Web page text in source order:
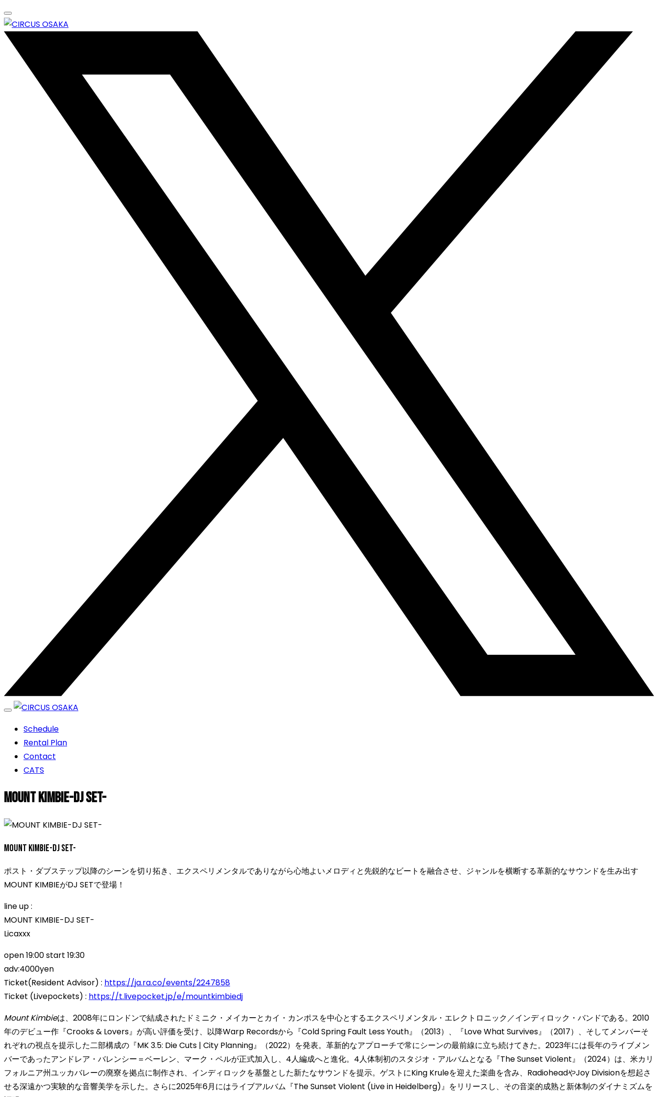
Skip
to
content
エンターテイメントスペース
CIRCUS OSAKA
エンターテイメントスペース
Schedule
Rental Plan
Contact
CATS
MOUNT KIMBIE-DJ SET-
MOUNT KIMBIE-DJ SET-
ポスト・ダブステップ以降のシーンを切り拓き、エクスペリメンタルでありながら心地よいメロディと先鋭的なビートを融合させ、ジャンルを横断する革新的なサウンドを生み出す
MOUNT KIMBIEがDJ SETで登場！
line up :
MOUNT KIMBIE-DJ SET-
Licaxxx
open 19:00 start 19:30
adv:4000yen
Ticket(Resident Advisor) : https://ja.ra.co/events/2247858
Ticket (Livepockets) : https://t.livepocket.jp/e/mountkimbiedj
Mount Kimbieは、2008年にロンドンで結成されたドミニク・メイカーとカイ・カンポスを中心とするエクスペリメンタル・エレクトロニック／インディロック・バンドである。2010
年のデビュー作『Crooks & Lovers』が高い評価を受け、以降Warp Recordsから『Cold Spring Fault Less Youth』（2013）、『Love What Survives』（2017）、そしてメンバーそ
れぞれの視点を提示した二部構成の『MK 3.5: Die Cuts | City Planning』（2022）を発表。革新的なアプローチで常にシーンの最前線に立ち続けてきた。2023年には長年のライブメン
バーであったアンドレア・バレンシー＝ベーレン、マーク・ペルが正式加入し、4人編成へと進化。4人体制初のスタジオ・アルバムとなる『The Sunset Violent』（2024）は、米カリ
フォルニア州ユッカバレーの廃寮を拠点に制作され、インディロックを基盤とした新たなサウンドを提示。ゲストにKing Kruleを迎えた楽曲を含み、RadioheadやJoy Divisionを想起さ
せる深遠かつ実験的な音響美学を示した。さらに2025年6月にはライブアルバム『The Sunset Violent (Live in Heidelberg)』をリリースし、その音楽的成熟と新体制のダイナミズムを